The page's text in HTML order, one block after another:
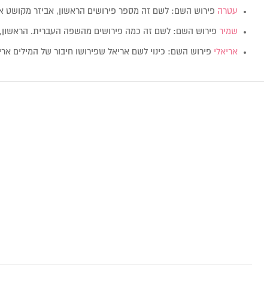
עטרה פירוש השם: לשם זה מספר פירושים הראשון, אביזר
שמיר פירוש השם: לשם זה כמה פירושים מהשפה העברית.
אריאלי פירוש השם: כינוי לשם אריאל שפירושו חיבור של המילים